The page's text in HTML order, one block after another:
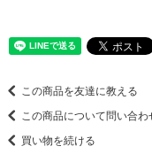
この商品を友達に教える
この商品について問い合わ
買い物を続ける